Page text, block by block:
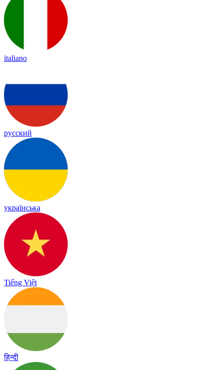
italiano
русский
українська
Tiếng Việt
हिन्दी